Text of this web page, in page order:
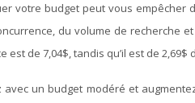
votre budget peut vous empêcher
du volume de recherche et
de 7,04$, tandis qu’il est de 2,69$
un budget modéré et